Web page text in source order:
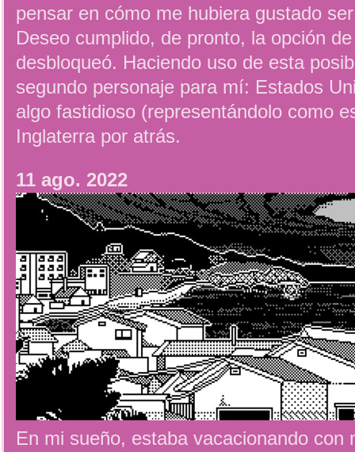
pensar en cómo me hubiera gustado
Deseo cumplido, de pronto, la opción
desbloqueó. Haciendo uso de esta
segundo personaje para mí: Estados
algo fastidioso (representándolo como
Inglaterra por atrás.
11 ago. 2022
En mi sueño, estaba vacacionando con